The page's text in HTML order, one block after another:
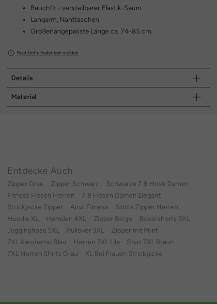
Bauchfit - verstellbarer Elastik-Saum
Langarm, Nahttaschen
Größenangepasste Länge ca. 74-85 cm.
Rechtliche Bedenken melden
Details
Material
Entdecke Auch
Zipper Grau Zipper Schwarz
Schwarze 7 8 Hose Damen
Fitness Hosen Herren
7 8 Hosen Damen Elegant
Strickjacke Zipper
Anvil Fitness
Strick Zipper Herren
Hoodie XL
Hemden 4XL Zipper Beige
Boxershorts 3XL
Jogginghose 5XL
Pullover 3XL
Zipper mit Print
7XL Karohemd Blau
Herren 7XL Lila
Shirt 7XL Braun
7XL Herren Shirts Grau
XL Bei Frauen Strickjacke